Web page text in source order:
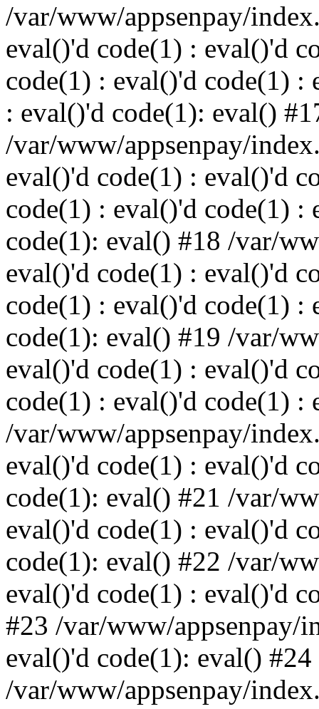
/var/www/appsenpay/
eval()'d code(1) : eval()'d
code(1) : eval()'d code(1) :
: eval()'d code(1): eval()
/var/www/appsenpay/
eval()'d code(1) : eval()'d
code(1) : eval()'d code(1) :
code(1): eval() #18 /var/
eval()'d code(1) : eval()'d
code(1) : eval()'d code(1) :
code(1): eval() #19 /var/
eval()'d code(1) : eval()'d
code(1) : eval()'d code(1) :
/var/www/appsenpay/
eval()'d code(1) : eval()'d
code(1): eval() #21 /var/
eval()'d code(1) : eval()'d
code(1): eval() #22 /var/
eval()'d code(1) : eval()'d
#23 /var/www/appsenpay/
eval()'d code(1): eval() #24
/var/www/appsenpay/